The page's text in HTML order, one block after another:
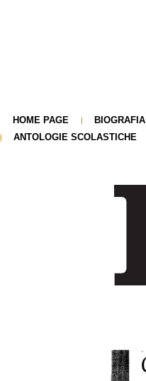
HOME PAGE BIOGRAFIA
ANTOLOGIE SCOLASTICHE